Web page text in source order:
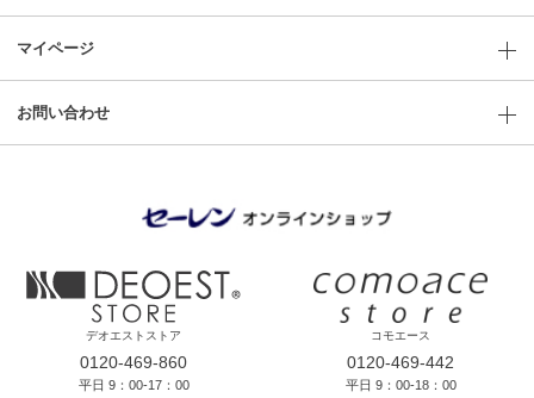
マイページ
お問い合わせ
デオエストストア
0120-469-860
平日 9：00-17：00
コモエース
0120-469-442
平日 9：00-18：00